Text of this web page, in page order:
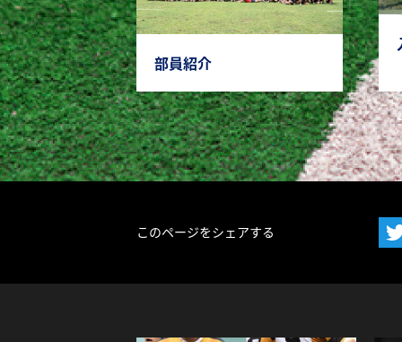
部員紹介
このページをシェアする